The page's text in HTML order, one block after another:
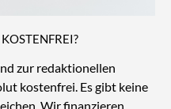
zur redaktionellen
kostenfrei. Es gibt keine
Wir finanzieren